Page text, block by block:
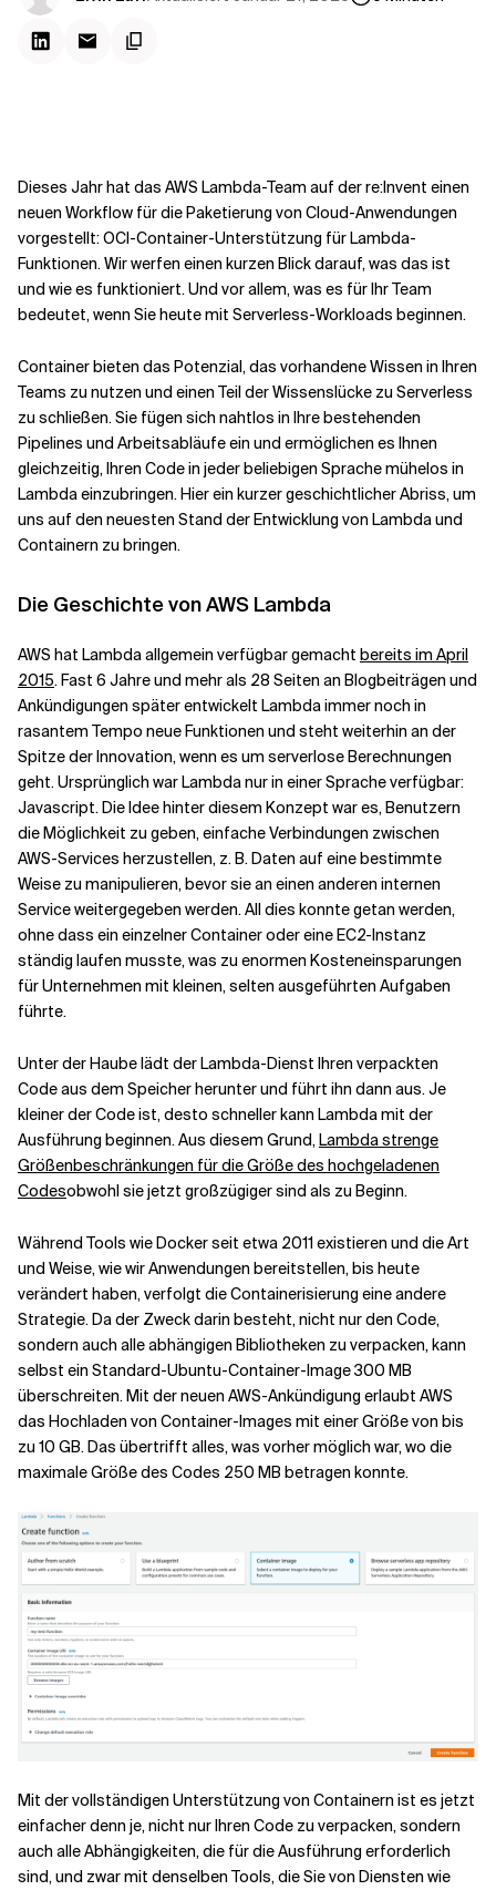
Verwandte Themen
Dieses Jahr hat das AWS Lambda-Team auf der re:Invent einen
neuen Workflow für die Paketierung von Cloud-Anwendungen
vorgestellt: OCI-Container-Unterstützung für Lambda-
Funktionen. Wir werfen einen kurzen Blick darauf, was das ist
und wie es funktioniert. Und vor allem, was es für Ihr Team
bedeutet, wenn Sie heute mit Serverless-Workloads beginnen.
Container bieten das Potenzial, das vorhandene Wissen in Ihren
Teams zu nutzen und einen Teil der Wissenslücke zu Serverless
zu schließen. Sie fügen sich nahtlos in Ihre bestehenden
Pipelines und Arbeitsabläufe ein und ermöglichen es Ihnen
gleichzeitig, Ihren Code in jeder beliebigen Sprache mühelos in
Lambda einzubringen. Hier ein kurzer geschichtlicher Abriss, um
uns auf den neuesten Stand der Entwicklung von Lambda und
Containern zu bringen.
Die Geschichte von AWS Lambda
AWS hat Lambda allgemein verfügbar gemacht bereits im April
2015. Fast 6 Jahre und mehr als 28 Seiten an Blogbeiträgen und
Ankündigungen später entwickelt Lambda immer noch in
rasantem Tempo neue Funktionen und steht weiterhin an der
Spitze der Innovation, wenn es um serverlose Berechnungen
geht. Ursprünglich war Lambda nur in einer Sprache verfügbar:
Javascript. Die Idee hinter diesem Konzept war es, Benutzern
die Möglichkeit zu geben, einfache Verbindungen zwischen
AWS-Services herzustellen, z. B. Daten auf eine bestimmte
Weise zu manipulieren, bevor sie an einen anderen internen
Service weitergegeben werden. All dies konnte getan werden,
ohne dass ein einzelner Container oder eine EC2-Instanz
ständig laufen musste, was zu enormen Kosteneinsparungen
für Unternehmen mit kleinen, selten ausgeführten Aufgaben
führte.
Unter der Haube lädt der Lambda-Dienst Ihren verpackten
Code aus dem Speicher herunter und führt ihn dann aus. Je
kleiner der Code ist, desto schneller kann Lambda mit der
Ausführung beginnen. Aus diesem Grund,Lambda strenge
Größenbeschränkungen für die Größe des hochgeladenen
Codesobwohl sie jetzt großzügiger sind als zu Beginn.
Während Tools wie Docker seit etwa 2011 existieren und die Art
und Weise, wie wir Anwendungen bereitstellen, bis heute
verändert haben, verfolgt die Containerisierung eine andere
Strategie. Da der Zweck darin besteht, nicht nur den Code,
sondern auch alle abhängigen Bibliotheken zu verpacken, kann
selbst ein Standard-Ubuntu-Container-Image 300 MB
überschreiten. Mit der neuen AWS-Ankündigung erlaubt AWS
das Hochladen von Container-Images mit einer Größe von bis
zu 10 GB. Das übertrifft alles, was vorher möglich war, wo die
maximale Größe des Codes 250 MB betragen konnte.
Mit der vollständigen Unterstützung von Containern ist es jetzt
einfacher denn je, nicht nur Ihren Code zu verpacken, sondern
auch alle Abhängigkeiten, die für die Ausführung erforderlich
sind, und zwar mit denselben Tools, die Sie von Diensten wie